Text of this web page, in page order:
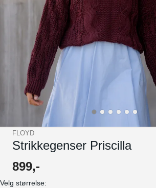
FLOYD
Strikkegenser Priscilla
899,-
Velg størrelse: